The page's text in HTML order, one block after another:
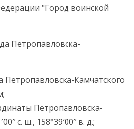
"Город воинской
Петропавловска-
Петропавловска-Камчатского
Петропавловска-
с. ш., 158°39′00″ в. д.;